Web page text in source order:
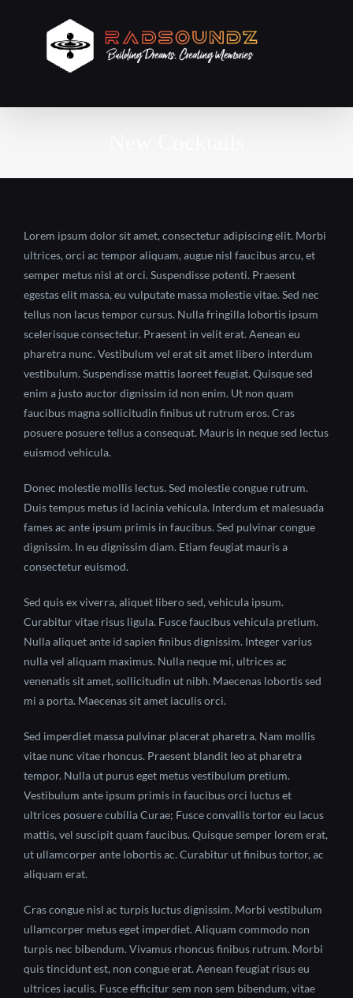
Lorem ipsum dolor sit amet, consectetur adipiscing elit. Morbi
ultrices, orci ac tempor aliquam, augue nisl faucibus arcu, et
semper metus nisl at orci. Suspendisse potenti. Praesent
egestas elit massa, eu vulputate massa molestie vitae. Sed nec
tellus non lacus tempor cursus. Nulla fringilla lobortis ipsum
scelerisque consectetur. Praesent in velit erat. Aenean eu
pharetra nunc. Vestibulum vel erat sit amet libero interdum
vestibulum. Suspendisse mattis laoreet feugiat. Quisque sed
enim a justo auctor dignissim id non enim. Ut non quam
faucibus magna sollicitudin finibus ut rutrum eros. Cras
posuere posuere tellus a consequat. Mauris in neque sed lectus
euismod vehicula.
Donec molestie mollis lectus. Sed molestie congue rutrum.
Duis tempus metus id lacinia vehicula. Interdum et malesuada
fames ac ante ipsum primis in faucibus. Sed pulvinar congue
dignissim. In eu dignissim diam. Etiam feugiat mauris a
consectetur euismod.
Sed quis ex viverra, aliquet libero sed, vehicula ipsum.
Curabitur vitae risus ligula. Fusce faucibus vehicula pretium.
Nulla aliquet ante id sapien finibus dignissim. Integer varius
nulla vel aliquam maximus. Nulla neque mi, ultrices ac
venenatis sit amet, sollicitudin ut nibh. Maecenas lobortis sed
mi a porta. Maecenas sit amet iaculis orci.
Sed imperdiet massa pulvinar placerat pharetra. Nam mollis
vitae nunc vitae rhoncus. Praesent blandit leo at pharetra
tempor. Nulla ut purus eget metus vestibulum pretium.
Vestibulum ante ipsum primis in faucibus orci luctus et
ultrices posuere cubilia Curae; Fusce convallis tortor eu lacus
mattis, vel suscipit quam faucibus. Quisque semper lorem erat,
ut ullamcorper ante lobortis ac. Curabitur ut finibus tortor, ac
aliquam erat.
Cras congue nisl ac turpis luctus dignissim. Morbi vestibulum
ullamcorper metus eget imperdiet. Aliquam commodo non
turpis nec bibendum. Vivamus rhoncus finibus rutrum. Morbi
quis tincidunt est, non congue erat. Aenean feugiat risus eu
ultrices iaculis. Fusce efficitur sem non sem bibendum, vitae